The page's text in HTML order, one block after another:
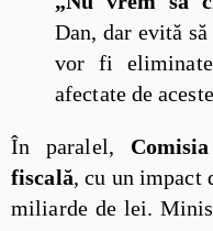
Dan, dar evită
vor fi
afectate de
În paralel,
fiscală, cu un impact
miliarde de lei.